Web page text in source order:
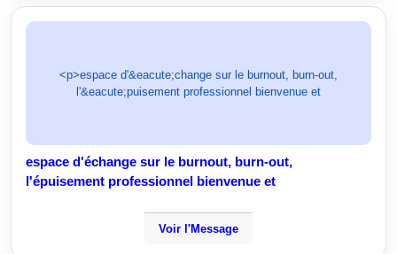
<p>espace d'&eacute;change sur le burnout, burn-out,
l'&eacute;puisement professionnel bienvenue et
espace d'échange sur le burnout, burn-out,
l'épuisement professionnel bienvenue et
Voir l'Message